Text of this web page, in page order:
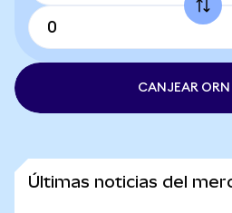
CANJEAR ORN
Últimas noticias del